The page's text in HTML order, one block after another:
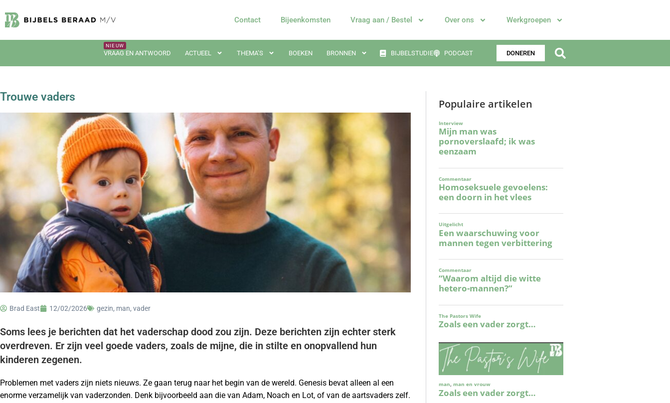
Contact Bijeenkomsten Vraag aan / Bestel Over ons Werkgroepen
VRAAG EN ANTWOORD ACTUEEL THEMA’S BOEKEN BRONNEN BIJBELSTUDIE PODCAST DONEREN
Trouwe vaders
Brad East 12/02/2026 gezin, man, vader
Soms lees je berichten dat het vaderschap dood zou zijn. Deze berichten zijn echter sterk
overdreven. Er zijn veel goede vaders, zoals de mijne, die in stilte en onopvallend hun
kinderen zegenen.
Problemen met vaders zijn niets nieuws. Ze gaan terug naar het begin van de wereld. Genesis bevat alleen al een
enorme verzamelijk van vaderzonden. Denk bijvoorbeeld aan die van Adam, Noach en Lot, of van de aartsvaders zelf.
Populaire artikelen